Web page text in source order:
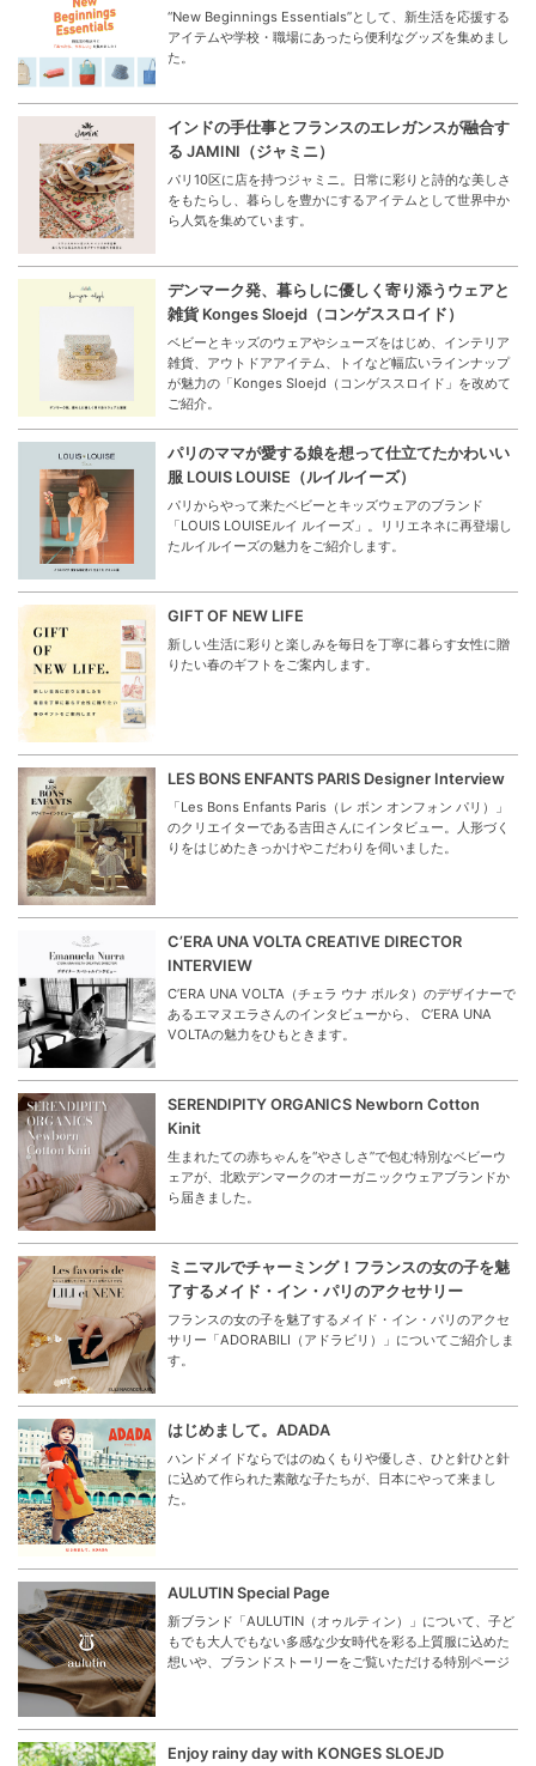
“New Beginnings Essentials”として、新生活を応援する
アイテムや学校・職場にあったら便利なグッズを集めまし
た。
インドの手仕事とフランスのエレガンスが融合す
る JAMINI（ジャミニ）
パリ10区に店を持つジャミニ。日常に彩りと詩的な美しさ
をもたらし、暮らしを豊かにするアイテムとして世界中か
ら人気を集めています。
デンマーク発、暮らしに優しく寄り添うウェアと
雑貨 Konges Sloejd（コンゲススロイド）
ベビーとキッズのウェアやシューズをはじめ、インテリア
雑貨、アウトドアアイテム、トイなど幅広いラインナップ
が魅力の「Konges Sloejd（コンゲススロイド」を改めて
ご紹介。
パリのママが愛する娘を想って仕立てたかわいい
服 LOUIS LOUISE（ルイルイーズ）
パリからやって来たベビーとキッズウェアのブランド
「LOUIS LOUISEルイ ルイーズ」。リリエネネに再登場し
たルイルイーズの魅力をご紹介します。
GIFT OF NEW LIFE
新しい生活に彩りと楽しみを毎日を丁寧に暮らす女性に贈
りたい春のギフトをご案内します。
LES BONS ENFANTS PARIS Designer Interview
「Les Bons Enfants Paris（レ ボン オンフォン パリ）」
のクリエイターである吉田さんにインタビュー。人形づく
りをはじめたきっかけやこだわりを伺いました。
C’ERA UNA VOLTA CREATIVE DIRECTOR
INTERVIEW
C’ERA UNA VOLTA（チェラ ウナ ボルタ）のデザイナーで
あるエマヌエラさんのインタビューから、 C’ERA UNA
VOLTAの魅力をひもときます。
SERENDIPITY ORGANICS Newborn Cotton
Kinit
生まれたての赤ちゃんを“やさしさ”で包む特別なベビーウ
ェアが、北欧デンマークのオーガニックウェアブランドか
ら届きました。
ミニマルでチャーミング！フランスの女の子を魅
了するメイド・イン・パリのアクセサリー
フランスの女の子を魅了するメイド・イン・パリのアクセ
サリー「ADORABILI（アドラビリ）」についてご紹介しま
す。
はじめまして。ADADA
ハンドメイドならではのぬくもりや優しさ、ひと針ひと針
に込めて作られた素敵な子たちが、日本にやって来まし
た。
AULUTIN Special Page
新ブランド「AULUTIN（オゥルティン）」について、子ど
もでも大人でもない多感な少女時代を彩る上質服に込めた
想いや、ブランドストーリーをご覧いただける特別ページ
Enjoy rainy day with KONGES SLOEJD